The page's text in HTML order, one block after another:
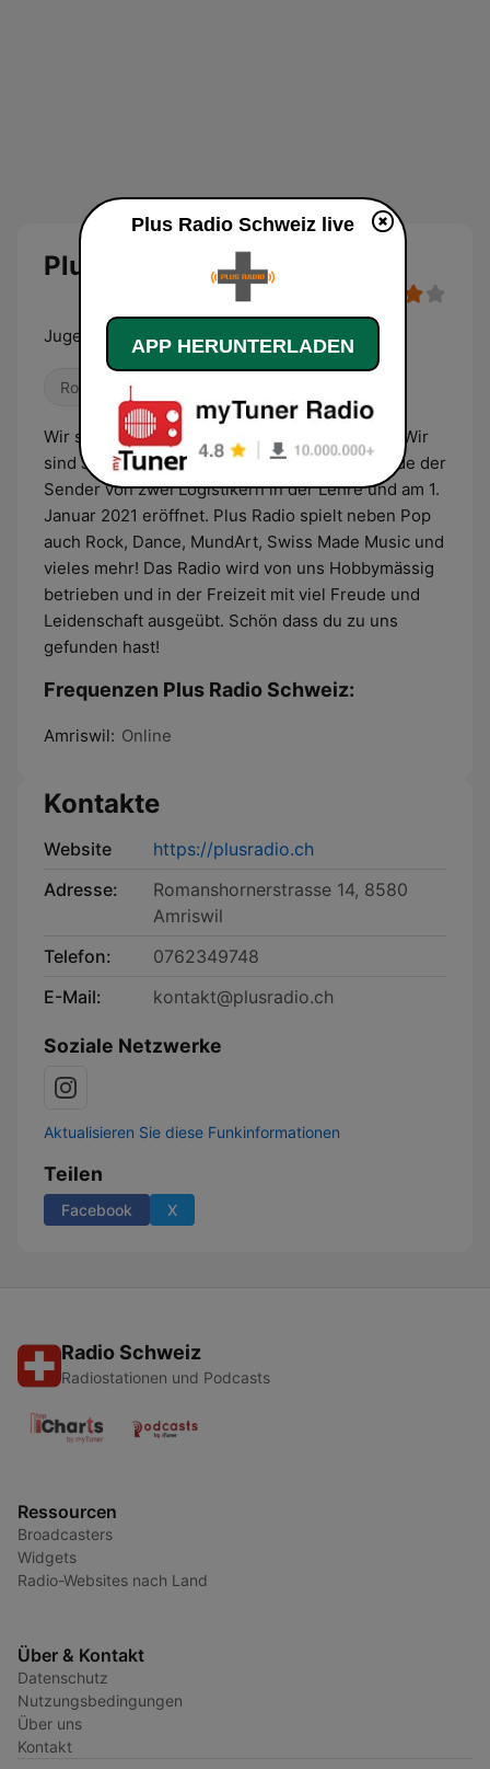
Plus Radio Schweiz
Jugendradio mit Zukunft!
Rock Pop / Top 40
Wir sind ein Jugendradio aus der Ostschweiz. Wir
sind Jugendradio mit Zukunft! Gegründet wurde der
Sender von zwei Logistikern in der Lehre und am 1.
Januar 2021 eröffnet. Plus Radio spielt neben Pop
auch Rock, Dance, MundArt, Swiss Made Music und
vieles mehr! Das Radio wird von uns Hobbymässig
betrieben und in der Freizeit mit viel Freude und
Leidenschaft ausgeübt. Schön dass du zu uns
gefunden hast!
Frequenzen Plus Radio Schweiz:
Amriswil: Online
Kontakte
Website
https://plusradio.ch
Adresse:
Romanshornerstrasse 14, 8580
Amriswil
Telefon:
0762349748
E-Mail:
kontakt@plusradio.ch
Soziale Netzwerke
Aktualisieren Sie diese Funkinformationen
Teilen
Facebook X
Radio Schweiz
Radiostationen und Podcasts
Ressourcen
Broadcasters
Widgets
Radio-Websites nach Land
Über & Kontakt
Datenschutz
Nutzungsbedingungen
Über uns
Kontakt
Plus Radio Schweiz live
APP HERUNTERLADEN